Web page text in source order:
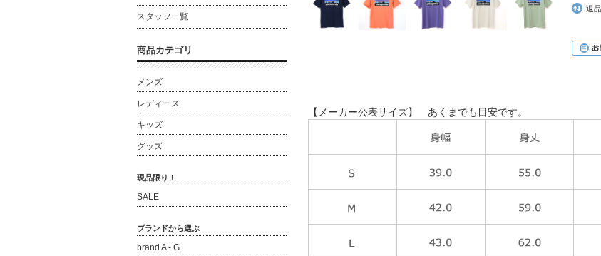
返
【メーカー公表サイズ】 あくまでも目安です。
スタッフ一覧
商品カテゴリ
メンズ
レディース
キッズ
グッズ
現品限り！
SALE
ブランドから選ぶ
brand A - G